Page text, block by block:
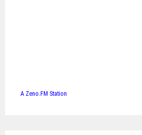
A Zeno.FM Station